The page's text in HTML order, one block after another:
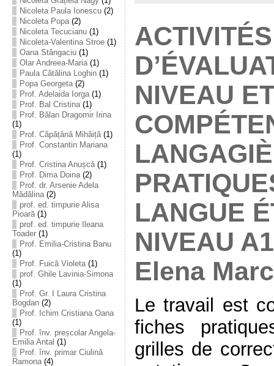
Nicoleta Paula Ionescu(2)
Nicoleta Popa(2)
Nicoleta Tecucianu(1)
Nicoleta-Valentina Stroe(1)
Oana Stângaciu(1)
Olar Andreea-Maria(1)
Paula Cătălina Loghin(1)
Popa Georgeta(2)
Prof. Adelaida Iorga(1)
Prof. Bal Cristina(1)
Prof. Bălan Dragomir Irina
(1)
Prof. Căpățână Mihăiță(1)
Prof. Constantin Mariana
(1)
Prof. Cristina Anușcă(1)
Prof. Dima Doina(2)
Prof. dr. Arsenie Adela
Mădălina(2)
prof. ed. timpurie Alisa
Pioară(1)
prof. ed. timpurie Ileana
Toader(1)
Prof. Emilia-Cristina Banu
(1)
Prof. Fuică Violeta(1)
prof. Ghile Lavinia-Simona
(1)
Prof. Gr. I Laura Cristina
Bogdan(2)
Prof. Ichim Cristiana Oana
(1)
Prof. înv. preșcolar Angela-
Emilia Antal (1)
Prof. înv. primar Ciulină
Ramona(4)
ACTIVITÉS
NIVEAU
LANGUE
NIVEAU
Elena Marc
Le travail est
fiches
grilles de